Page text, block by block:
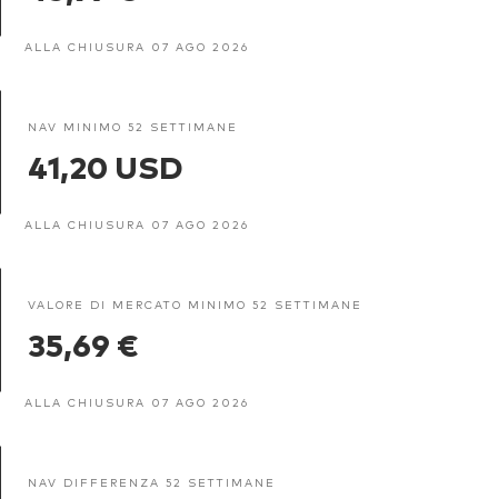
ALLA CHIUSURA 07 AGO 2026
NAV MINIMO 52 SETTIMANE
41,20 USD
ALLA CHIUSURA 07 AGO 2026
VALORE DI MERCATO MINIMO 52 SETTIMANE
35,69 €
ALLA CHIUSURA 07 AGO 2026
NAV DIFFERENZA 52 SETTIMANE